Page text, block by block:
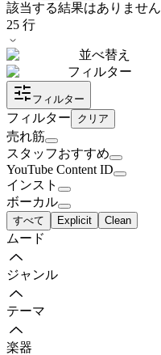
該当する結果はありません
25 行
並べ替え
フィルター
フィルター
フィルター クリア
売れ筋
スタッフおすすめ
YouTube Content ID
インスト
ボーカル
すべて Explicit Clean
ムード
ジャンル
テーマ
楽器